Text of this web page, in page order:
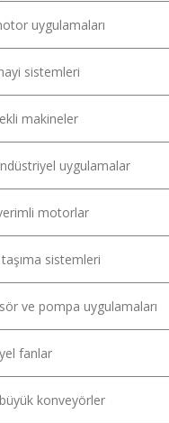
uygulamaları
sistemleri
makineler
uygulamalar
motorlar
taşıma sistemleri
ve pompa uygulamaları
fanlar
konveyörler